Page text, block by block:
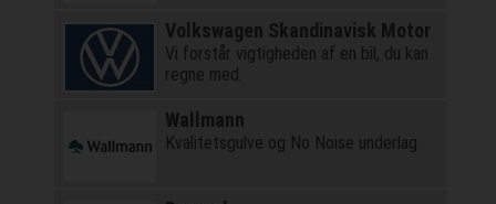
Volkswagen Skandinavisk Motor
Vi forstår vigtigheden af en bil, du kan
regne med.
Wallmann
Kvalitetsgulve og No Noise underlag